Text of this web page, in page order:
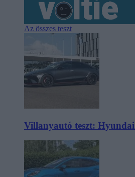
Az összes teszt
Villanyautó teszt: